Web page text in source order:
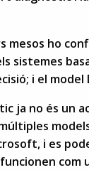
mesos ho
sistemes
i el
ja no és un
i es